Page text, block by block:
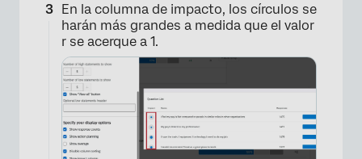
En la columna de impacto, los círculos se
harán más grandes a medida que el valor
r se acerque a 1.